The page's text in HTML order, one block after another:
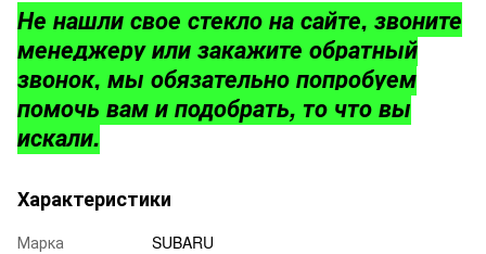
Не нашли свое стекло на сайте, звоните
менеджеру или закажите обратный
звонок, мы обязательно попробуем
помочь вам и подобрать, то что вы
искали.
Характеристики
Марка
SUBARU